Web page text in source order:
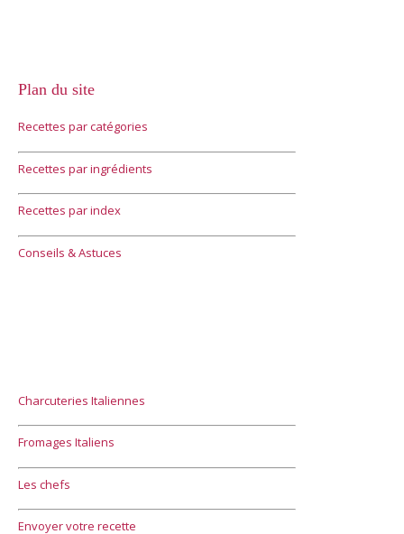
Plan du site
Recettes par catégories
Recettes par ingrédients
Recettes par index
Conseils & Astuces
Charcuteries Italiennes
Fromages Italiens
Les chefs
Envoyer votre recette